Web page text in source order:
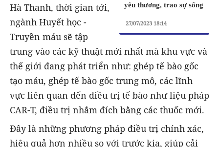
yêu thương, trao sự sống
27/07/2023 18:14
Hà Thanh, thời gian tới,
ngành Huyết học -
Truyền máu sẽ tập
trung vào các kỹ thuật mới nhất mà khu vực và
thế giới đang phát triển như: ghép tế bào gốc
tạo máu, ghép tế bào gốc trung mô, các lĩnh
vực liên quan đến điều trị tế bào như liệu pháp
CAR-T, điều trị nhắm đích bằng các thuốc mới.
Đây là những phương pháp điều trị chính xác,
hiệu quả hơn nhiều so với trước kia, giúp cải